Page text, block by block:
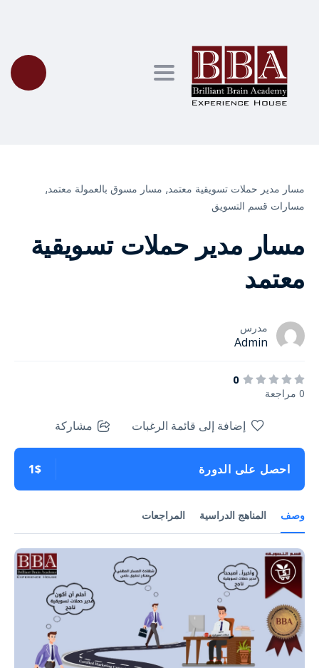
Toggle navigation
مسار مدير حملات تسويقية معتمد⸲ مسار مسوق بالعمولة معتمد⸲
مسارات قسم التسويق
مسار مدير حملات تسويقية
معتمد
مدرس
Admin
0
0 مراجعة
وصف المناهج الدراسية المراجعات
إضافة إلى قائمة الرغبات مشاركة
احصل على الدورة 1$